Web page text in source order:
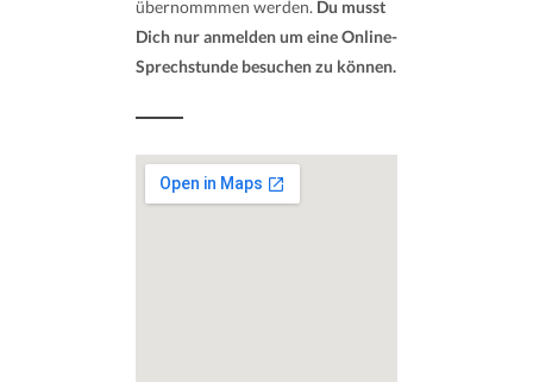
übernommmen werden. Du musst
Dich nur anmelden um eine Online-
Sprechstunde besuchen zu können.